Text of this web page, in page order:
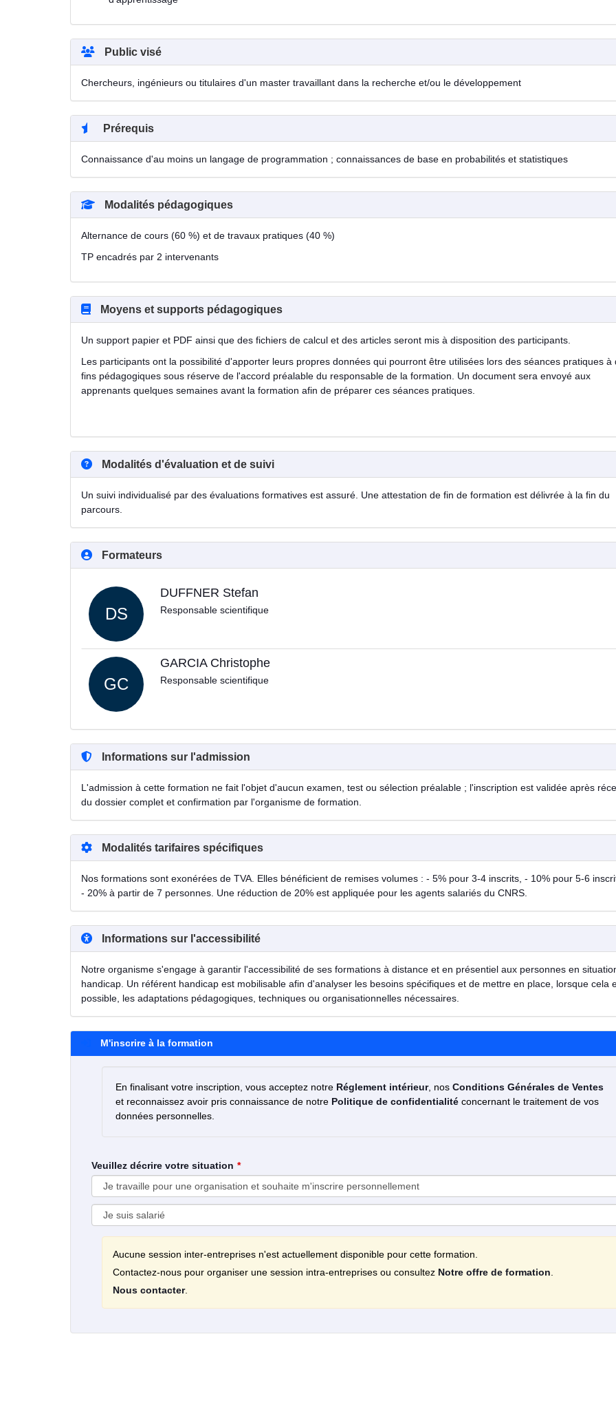
Public visé
Chercheurs, ingénieurs ou titulaires d'un master travaillant dans la recherche et/ou le développement
Prérequis
Connaissance d'au moins un langage de programmation ; connaissances de base en probabilités et statistiques
Modalités pédagogiques
Alternance de cours (60 %) et de travaux pratiques (40 %)
TP encadrés par 2 intervenants
Moyens et supports pédagogiques
Un support papier et PDF ainsi que des fichiers de calcul et des articles seront mis à disposition des participants.
Les participants ont la possibilité d'apporter leurs propres données qui pourront être utilisées lors des séances pratiques à
fins pédagogiques sous réserve de l'accord préalable du responsable de la formation. Un document sera envoyé aux
apprenants quelques semaines avant la formation afin de préparer ces séances pratiques.
Modalités d'évaluation et de suivi
Un suivi individualisé par des évaluations formatives est assuré. Une attestation de fin de formation est délivrée à la fin du
parcours.
Formateurs
DS
DUFFNER Stefan
Responsable scientifique
GC
GARCIA Christophe
Responsable scientifique
Informations sur l'admission
L'admission à cette formation ne fait l'objet d'aucun examen, test ou sélection préalable ; l'inscription est validée après
du dossier complet et confirmation par l'organisme de formation.
Modalités tarifaires spécifiques
Nos formations sont exonérées de TVA. Elles bénéficient de remises volumes : - 5% pour 3-4 inscrits, - 10% pour 5-6
- 20% à partir de 7 personnes. Une réduction de 20% est appliquée pour les agents salariés du CNRS.
Informations sur l'accessibilité
Notre organisme s'engage à garantir l'accessibilité de ses formations à distance et en présentiel aux personnes en
handicap. Un référent handicap est mobilisable afin d'analyser les besoins spécifiques et de mettre en place, lorsque cela
possible, les adaptations pédagogiques, techniques ou organisationnelles nécessaires.
M'inscrire à la formation
En finalisant votre inscription, vous acceptez notre Réglement intérieur, nos Conditions Générales de Ventes
et reconnaissez avoir pris connaissance de notre Politique de confidentialité concernant le traitement de vos
données personnelles.
Veuillez décrire votre situation
Aucune session inter-entreprises n'est actuellement disponible pour cette formation.
Contactez-nous pour organiser une session intra-entreprises ou consultez Notre offre de formation
Nous contacter.